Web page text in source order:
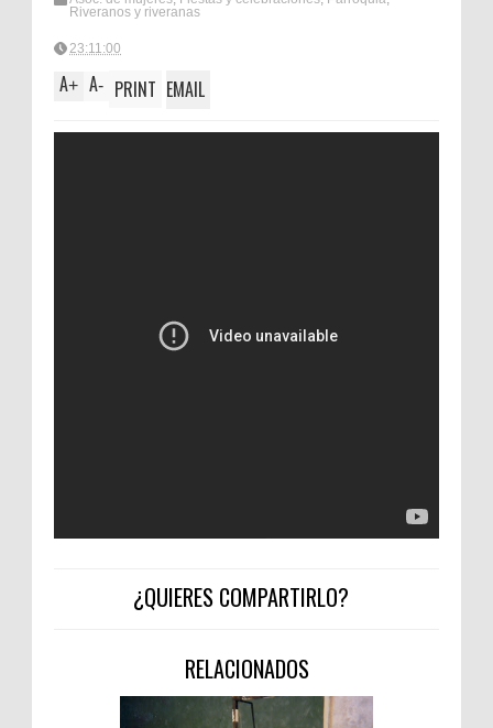
Riveranos y riveranas
23:11:00
A+ A- PRINT EMAIL
¿QUIERES COMPARTIRLO?
RELACIONADOS